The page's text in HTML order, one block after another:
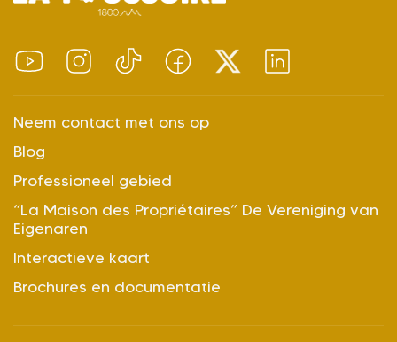
Neem contact met ons op
Blog
Professioneel gebied
“La Maison des Propriétaires” De Vereniging van
Eigenaren
Interactieve kaart
Brochures en documentatie